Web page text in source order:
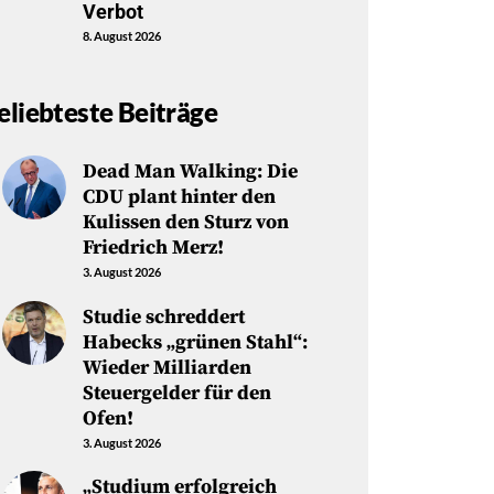
Verbot
8. August 2026
Beiträge
Dead Man Walking: Die
CDU plant hinter den
Kulissen den Sturz von
Friedrich Merz!
3. August 2026
Studie schreddert
Habecks „grünen Stahl“:
Wieder Milliarden
Steuergelder für den
Ofen!
3. August 2026
„Studium erfolgreich